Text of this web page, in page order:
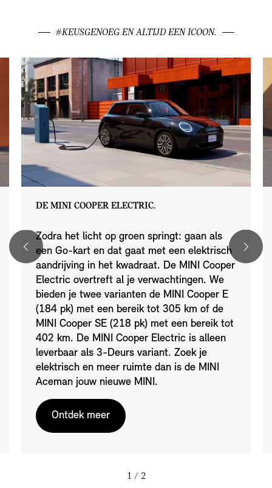
#KEUSGENOEG EN ALTIJD EEN ICOON.
DE MINI COOPER ELECTRIC.
Zodra het licht op groen springt: gaan als
een Go-kart en dat gaat met een elektrisch
aandrijving in het kwadraat. De MINI Cooper
Electric overtreft al je verwachtingen. We
bieden je twee varianten de MINI Cooper E
(184 pk) met een bereik tot 305 km of de
MINI Cooper SE (218 pk) met een bereik tot
402 km. De MINI Cooper Electric is alleen
leverbaar als 3-Deurs variant. Zoek je
elektrisch en meer ruimte dan is de MINI
Aceman jouw nieuwe MINI.
Ontdek meer
1 / 2